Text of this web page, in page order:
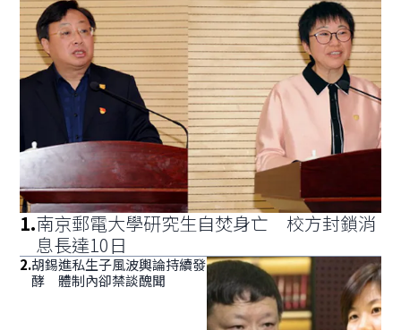
1.南京郵電大學研究生自焚身亡 校方封鎖消
息長達10日
2.胡錫進私生子風波輿論持續發
酵 體制內卻禁談醜聞